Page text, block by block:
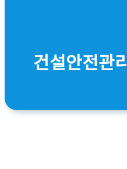
건설안전관리